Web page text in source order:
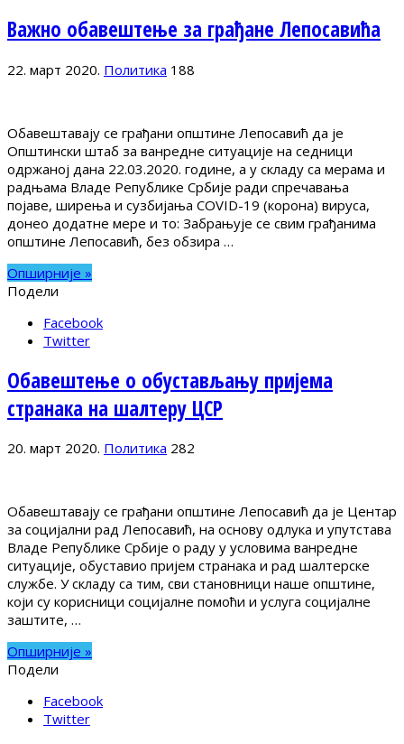
Важно обавештење за грађане Лепосавића
22. март 2020. Политика 188
Обавештавају се грађани општине Лепосавић да је
Општински штаб за ванредне ситуације на седници
одржаној дана 22.03.2020. године, а у складу са мерама и
радњама Владе Републике Србије ради спречавања
појаве, ширења и сузбијања COVID-19 (корона) вируса,
донео додатне мере и то: Забрањује се свим грађанима
општине Лепосавић, без обзира …
Опширније »
Подели
Facebook
Twitter
Обавештење о обустављању пријема
странака на шалтеру ЦСР
20. март 2020. Политика 282
Обавештавају се грађани општине Лепосавић да је Центар
за социјални рад Лепосавић, на основу одлука и упутстава
Владе Републике Србије о раду у условима ванредне
ситуације, обуставио пријем странака и рад шалтерске
службе. У складу са тим, сви становници наше општине,
који су корисници социјалне помоћи и услуга социјалне
заштите, …
Опширније »
Подели
Facebook
Twitter